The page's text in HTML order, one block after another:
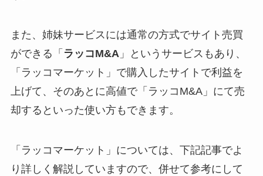
また、姉妹サービスには通常の方式でサイト売買
ができる「 ラッコM&A」というサービスもあり、
「ラッコマーケット」で購入したサイトで利益を
上げて、そのあとに高値で「ラッコM&A」にて売
却するといった使い方もできます。
「ラッコマーケット」については、下記記事でよ
り詳しく解説していますので、併せて参考にして